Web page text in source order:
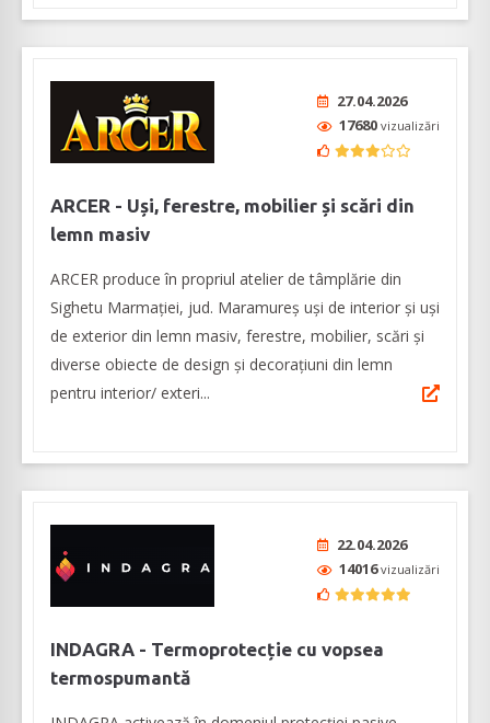
27.04.2026
17680 vizualizări
ARCER - Uși, ferestre, mobilier și scări din
lemn masiv
ARCER produce în propriul atelier de tâmplărie din
Sighetu Marmației, jud. Maramureș uși de interior și uși
de exterior din lemn masiv, ferestre, mobilier, scări și
diverse obiecte de design și decorațiuni din lemn
pentru interior/ exteri...
22.04.2026
14016vizualizări
INDAGRA - Termoprotecție cu vopsea
termospumantă